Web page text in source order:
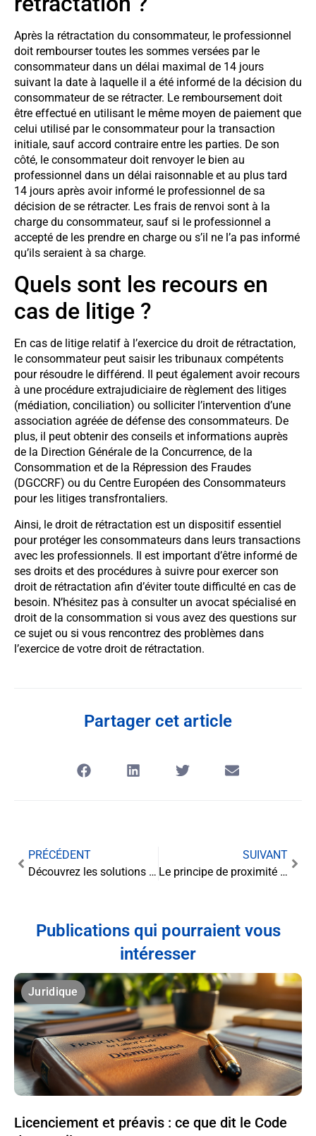
Après la rétractation du consommateur, le professionnel
doit rembourser toutes les sommes versées par le
consommateur dans un délai maximal de 14 jours
suivant la date à laquelle il a été informé de la décision du
consommateur de se rétracter. Le remboursement doit
être effectué en utilisant le même moyen de paiement que
celui utilisé par le consommateur pour la transaction
initiale, sauf accord contraire entre les parties. De son
côté, le consommateur doit renvoyer le bien au
professionnel dans un délai raisonnable et au plus tard
14 jours après avoir informé le professionnel de sa
décision de se rétracter. Les frais de renvoi sont à la
charge du consommateur, sauf si le professionnel a
accepté de les prendre en charge ou s’il ne l’a pas informé
qu’ils seraient à sa charge.
Quels sont les recours en
cas de litige ?
En cas de litige relatif à l’exercice du droit de rétractation,
le consommateur peut saisir les tribunaux compétents
pour résoudre le différend. Il peut également avoir recours
à une procédure extrajudiciaire de règlement des litiges
(médiation, conciliation) ou solliciter l’intervention d’une
association agréée de défense des consommateurs. De
plus, il peut obtenir des conseils et informations auprès
de la Direction Générale de la Concurrence, de la
Consommation et de la Répression des Fraudes
(DGCCRF) ou du Centre Européen des Consommateurs
pour les litiges transfrontaliers.
Ainsi, le droit de rétractation est un dispositif essentiel
pour protéger les consommateurs dans leurs transactions
avec les professionnels. Il est important d’être informé de
ses droits et des procédures à suivre pour exercer son
droit de rétractation afin d’éviter toute difficulté en cas de
besoin. N’hésitez pas à consulter un avocat spécialisé en
droit de la consommation si vous avez des questions sur
ce sujet ou si vous rencontrez des problèmes dans
l’exercice de votre droit de rétractation.
Partager cet article
PRÉCÉDENT
Découvrez les solutions d’usufruit pour optimiser vos transactions immobilières
SUIVANT
Le principe de proximité en justice des mineurs : Analyse de l’article L1521-20
Publications qui pourraient vous
intéresser
Juridique
Licenciement et préavis : ce que dit le Code